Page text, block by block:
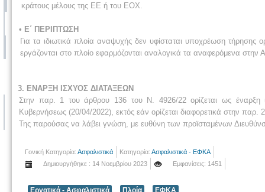
κράτους μέλους της ΕΕ ή του ΕΟΧ.
• E΄ ΠΕΡΙΠΤΩΣΗ
Για τα ιδιωτικά πλοία αναψυχής δεν υφίσταται υποχρέωση τήρησης
εργάζονται στο πλοίο εφαρμόζονται αναλογικά τα αναφερόμενα
3. ΕΝΑΡΞΗ ΙΣΧΥΟΣ ΔΙΑΤΑΞΕΩΝ
Στην παρ. 1 του άρθρου 136 του Ν. 4926/22 ορίζεται ως έναρξη
Κυβερνήσεως (20/04/2022), εκτός εάν ορίζεται διαφορετικά στην παρ.
Της παρούσας να λάβει γνώση, με ευθύνη των προϊσταμένων
Γονική Κατηγορία: Ασφαλιστικά Κατηγορία: Ασφαλιστικά - ΕΦΚΑ
Δημιουργήθηκε : 14 Νοεμβρίου 2023
Εμφανίσεις: 1451
Εργατικά - Ασφαλιστικά Πλοία ΕΦΚΑ